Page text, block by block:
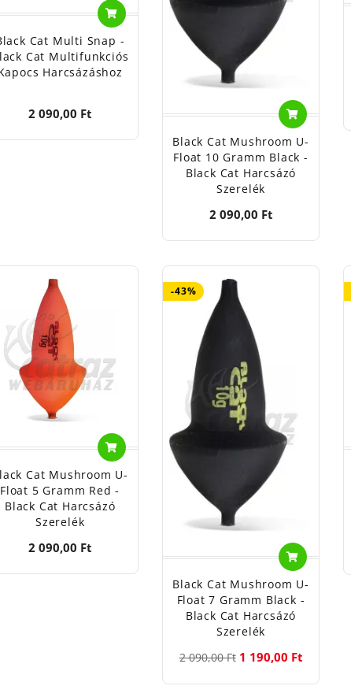
Cat Multi Snap -
Cat Multifunkciós
Harcsázáshoz
2 090,00 Ft
Black Cat Mushroom U-
Float 10 Gramm Black -
Black Cat Harcsázó
Szerelék
2 090,00 Ft
Cat Mushroom U-
Float 5 Gramm Red -
Black Cat Harcsázó
Szerelék
2 090,00 Ft
-43%
Black Cat Mushroom U-
Float 7 Gramm Black -
Black Cat Harcsázó
Szerelék
2 090,00 Ft 1 190,00 Ft